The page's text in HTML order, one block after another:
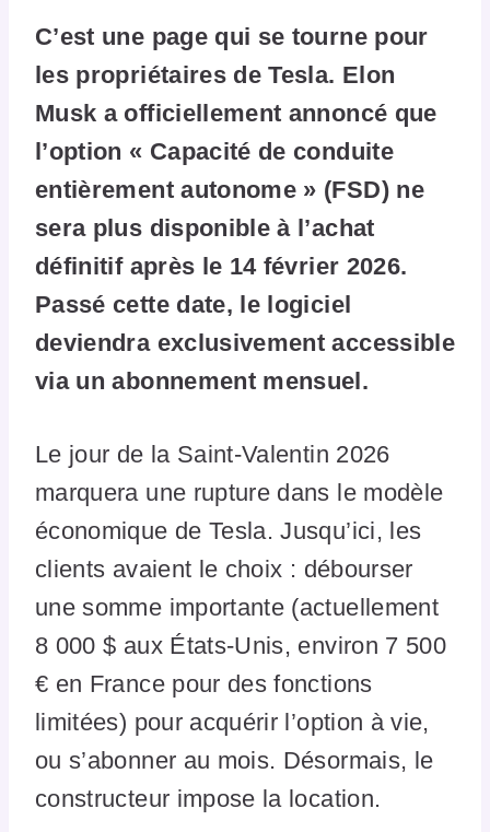
C’est une page qui se tourne pour
les propriétaires de Tesla. Elon
Musk a officiellement annoncé que
l’option « Capacité de conduite
entièrement autonome » (FSD) ne
sera plus disponible à l’achat
définitif après le 14 février 2026.
Passé cette date, le logiciel
deviendra exclusivement accessible
via un abonnement mensuel.
Le jour de la Saint-Valentin 2026
marquera une rupture dans le modèle
économique de Tesla. Jusqu’ici, les
clients avaient le choix : débourser
une somme importante (actuellement
8 000 $ aux États-Unis, environ 7 500
€ en France pour des fonctions
limitées) pour acquérir l’option à vie,
ou s’abonner au mois. Désormais, le
constructeur impose la location.